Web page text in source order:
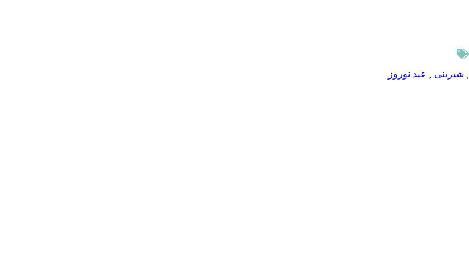
شیرینی عید نوروز